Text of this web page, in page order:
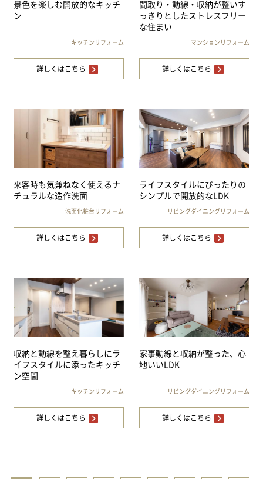
景色を楽しむ開放的なキッチ
ン
キッチンリフォーム
詳しくはこちら
間取り・動線・収納が整いす
っきりとしたストレスフリー
な住まい
マンションリフォーム
詳しくはこちら
来客時も気兼ねなく使えるナ
チュラルな造作洗面
洗面化粧台リフォーム
詳しくはこちら
ライフスタイルにぴったりの
シンプルで開放的なLDK
リビングダイニングリフォーム
詳しくはこちら
収納と動線を整え暮らしにラ
イフスタイルに添ったキッチ
ン空間
キッチンリフォーム
詳しくはこちら
家事動線と収納が整った、心
地いいLDK
リビングダイニングリフォーム
詳しくはこちら